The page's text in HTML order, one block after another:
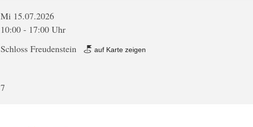
Mi 15.07.2026
10:00 - 17:00 Uhr
Schloss Freudenstein auf Karte zeigen
7